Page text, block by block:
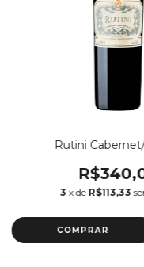
Rutini
3 x de R$113,33